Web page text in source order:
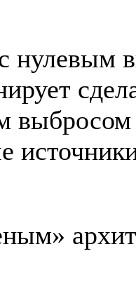
нулевым